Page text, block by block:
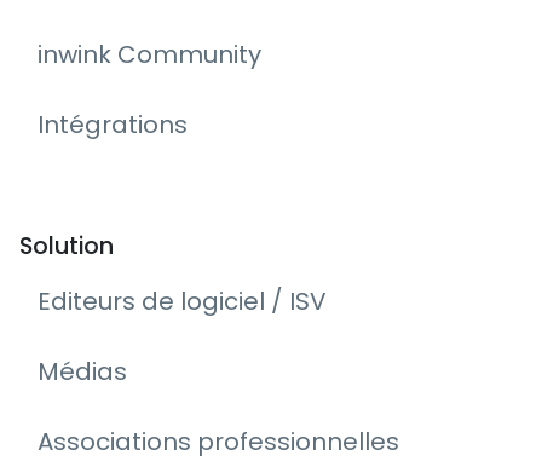
inwink Community
Intégrations
Solution
Editeurs de logiciel / ISV
Médias
Associations professionnelles